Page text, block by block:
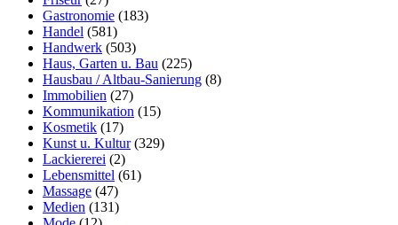
Gastronomie (183)
Handel (581)
Handwerk (503)
Haus, Garten u. Bau (225)
Hausbau / Altbau-Sanierung (8)
Immobilien (27)
Kommunikation (15)
Kosmetik (17)
Kunst u. Kultur(329)
Lackiererei (2)
Lebensmittel (61)
Massage (47)
Medien (131)